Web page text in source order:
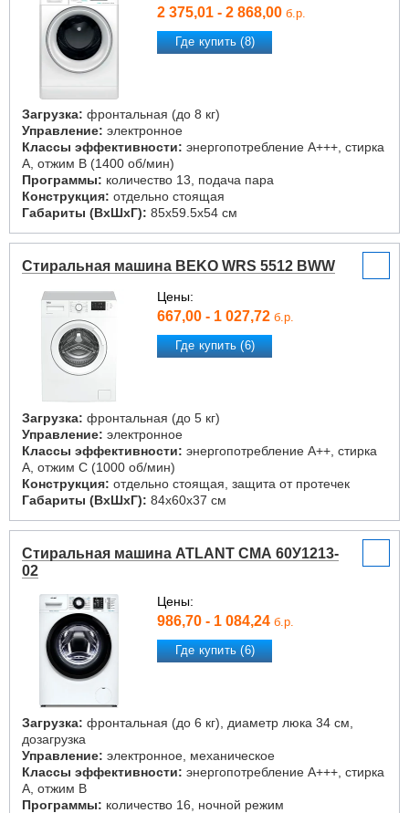
2 375,01 - 2 868,00 б.р.
Где купить (8)
Загрузка: фронтальная (до 8 кг)
Управление: электронное
Классы эффективности: энергопотребление A+++, стирка
A, отжим B (1400 об/мин)
Программы: количество 13, подача пара
Конструкция: отдельно стоящая
Габариты (ВxШxГ): 85x59.5x54 см
Стиральная машина BEKO WRS 5512 BWW
Цены:
667,00 - 1 027,72 б.р.
Где купить (6)
Загрузка: фронтальная (до 5 кг)
Управление: электронное
Классы эффективности: энергопотребление A++, стирка
A, отжим C (1000 об/мин)
Конструкция: отдельно стоящая, защита от протечек
Габариты (ВxШxГ): 84x60x37 см
Стиральная машина ATLANT СМА 60У1213-
02
Цены:
986,70 - 1 084,24 б.р.
Где купить (6)
Загрузка: фронтальная (до 6 кг), диаметр люка 34 см,
дозагрузка
Управление: электронное, механическое
Классы эффективности: энергопотребление A+++, стирка
A, отжим B
Программы: количество 16, ночной режим